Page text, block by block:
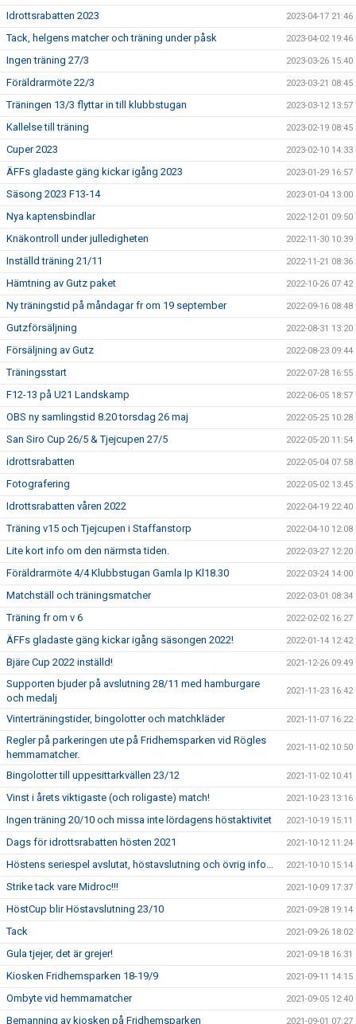
Idrottsrabatten 2023 2023-04-17 21:46
Tack, helgens matcher och träning under påsk 2023-04-02 19:46
Ingen träning 27/3 2023-03-26 15:40
Föräldrarmöte 22/3 2023-03-21 08:45
Träningen 13/3 flyttar in till klubbstugan 2023-03-12 13:57
Kallelse till träning 2023-02-19 08:45
Cuper 2023 2023-02-10 14:33
ÄFFs gladaste gäng kickar igång 2023 2023-01-29 16:57
Säsong 2023 F13-14 2023-01-04 13:00
Nya kaptensbindlar 2022-12-01 09:50
Knäkontroll under julledigheten 2022-11-30 10:39
Inställd träning 21/11 2022-11-21 08:36
Hämtning av Gutz paket 2022-10-26 07:42
Ny träningstid på måndagar fr om 19 september 2022-09-16 08:48
Gutzförsäljning 2022-08-31 13:20
Försäljning av Gutz 2022-08-23 09:44
Träningsstart 2022-07-28 16:55
F12-13 på U21 Landskamp 2022-06-05 18:57
OBS ny samlingstid 8.20 torsdag 26 maj 2022-05-25 10:28
San Siro Cup 26/5 & Tjejcupen 27/5 2022-05-20 11:54
idrottsrabatten 2022-05-04 07:58
Fotografering 2022-05-02 13:45
Idrottsrabatten våren 2022 2022-04-19 22:40
Träning v15 och Tjejcupen i Staffanstorp 2022-04-10 12:08
Lite kort info om den närmsta tiden. 2022-03-27 12:20
Föräldrarmöte 4/4 Klubbstugan Gamla Ip Kl18.30 2022-03-24 14:00
Matchställ och träningsmatcher 2022-03-01 08:34
Träning fr om v 6 2022-02-02 16:27
ÄFFs gladaste gäng kickar igång säsongen 2022! 2022-01-14 12:42
Bjäre Cup 2022 inställd! 2021-12-26 09:49
Supporten bjuder på avslutning 28/11 med hamburgare
och medalj
2021-11-23 16:42
Vinterträningstider, bingolotter och matchkläder 2021-11-07 16:22
Regler på parkeringen ute på Fridhemsparken vid Rögles
hemmamatcher.
2021-11-02 10:50
Bingolotter till uppesittarkvällen 23/12 2021-11-02 10:41
Vinst i årets viktigaste (och roligaste) match! 2021-10-23 13:16
Ingen träning 20/10 och missa inte lördagens höstaktivitet 2021-10-19 15:11
Dags för idrottsrabatten hösten 2021 2021-10-12 11:24
Höstens seriespel avslutat, höstavslutning och övrig info... 2021-10-10 15:14
Strike tack vare Midroc!!! 2021-10-09 17:37
HöstCup blir Höstavslutning 23/10 2021-09-28 19:14
Tack 2021-09-26 18:02
Gula tjejer, det är grejer! 2021-09-18 16:31
Kiosken Fridhemsparken 18-19/9 2021-09-11 14:15
Ombyte vid hemmamatcher 2021-09-05 12:40
Bemanning av kiosken på Fridhemsparken 2021-09-01 07:27